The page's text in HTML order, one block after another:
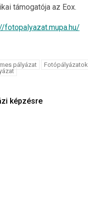
támogatója az Eox.
fotopalyazat.mupa.hu/
pályázat Fotópályázatok
képzésre